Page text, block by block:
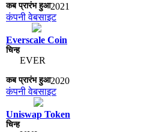
2021
कंपनी वेबसाइट
Everscale Coin
EVER
2020
कंपनी वेबसाइट
Uniswap Token